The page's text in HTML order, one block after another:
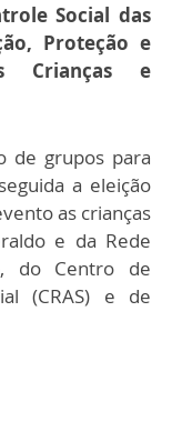
Social das
Proteção e
Crianças e
de grupos para
a eleição
as crianças
e da Rede
do Centro de
(CRAS) e de